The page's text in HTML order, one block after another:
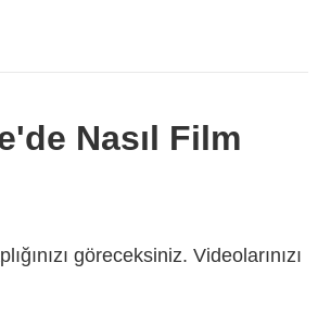
Nasıl Film
göreceksiniz. Videolarınızı